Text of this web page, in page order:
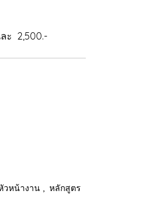
ะ 2,500.-
วหน้างาน
หลักสูตร